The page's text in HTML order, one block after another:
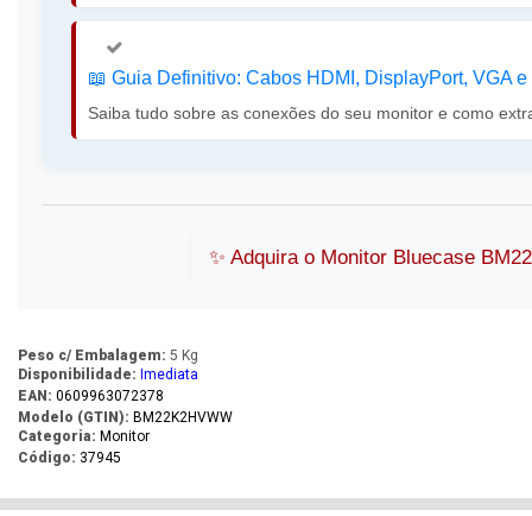
📖️ Guia Definitivo: Cabos HDMI, DisplayPort, VGA
Saiba tudo sobre as conexões do seu monitor e como
✨️ Adquira o Monitor Bluecase
Peso c/ Embalagem: 5 Kg
Disponibilidade: Imediata
EAN: 0609963072378
Modelo (GTIN): BM22K2HVWW
Categoria: Monitor
Código: 37945